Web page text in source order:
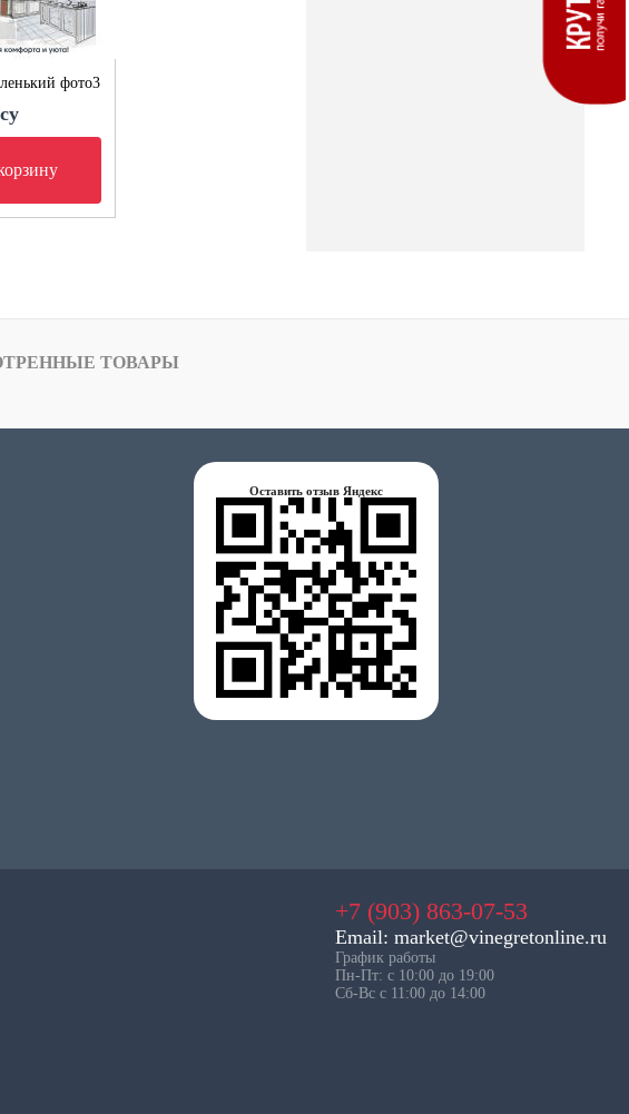
фото3
ТОВАРЫ
Оставить отзыв Яндекс
+7 (903) 863-07-53
Email: market@vinegretonline.ru
График работы
Пн-Пт: с 10:00 до 19:00
Сб-Вс с 11:00 до 14:00